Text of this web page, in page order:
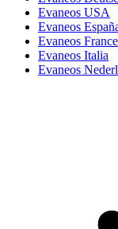
Evaneos USA
Evaneos
Evaneos France
Evaneos Italia
Evaneos